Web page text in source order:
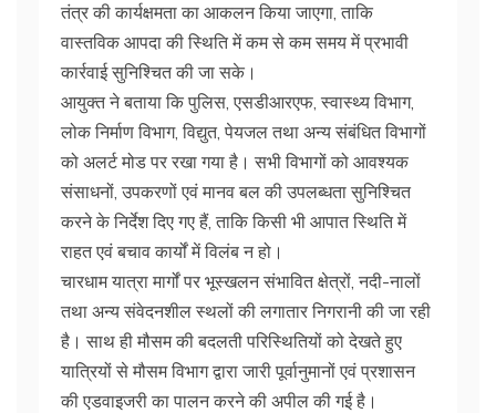
तंत्र की कार्यक्षमता का आकलन किया जाएगा, ताकि
वास्तविक आपदा की स्थिति में कम से कम समय में प्रभावी
कार्रवाई सुनिश्चित की जा सके।
आयुक्त ने बताया कि पुलिस, एसडीआरएफ, स्वास्थ्य विभाग,
लोक निर्माण विभाग, विद्युत, पेयजल तथा अन्य संबंधित विभागों
को अलर्ट मोड पर रखा गया है। सभी विभागों को आवश्यक
संसाधनों, उपकरणों एवं मानव बल की उपलब्धता सुनिश्चित
करने के निर्देश दिए गए हैं, ताकि किसी भी आपात स्थिति में
राहत एवं बचाव कार्यों में विलंब न हो।
चारधाम यात्रा मार्गों पर भूस्खलन संभावित क्षेत्रों, नदी-नालों
तथा अन्य संवेदनशील स्थलों की लगातार निगरानी की जा रही
है। साथ ही मौसम की बदलती परिस्थितियों को देखते हुए
यात्रियों से मौसम विभाग द्वारा जारी पूर्वानुमानों एवं प्रशासन
की एडवाइजरी का पालन करने की अपील की गई है।